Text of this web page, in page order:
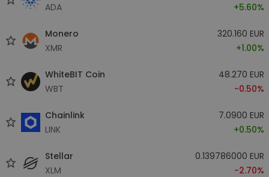
ADA
+5.60%
Monero
XMR
320.160 EUR
+1.00%
WhiteBIT Coin
WBT
48.270 EUR
-0.50%
Chainlink
LINK
7.0900 EUR
+0.50%
Stellar
XLM
0.139786000 EUR
-2.70%